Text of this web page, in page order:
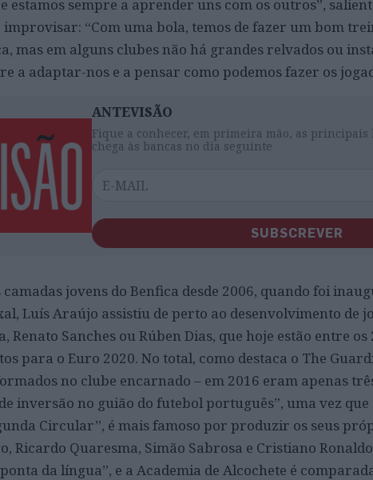
estamos sempre a aprender uns com os outros”,
improvisar: “Com uma bola, temos de fazer um bom
mas em alguns clubes não há grandes relvados ou
a adaptar-nos e a pensar como podemos fazer os
ANTEVISÃO
Fique a conhecer, em primeira mão, as
chega às bancas no dia seguinte
SUBSCREVER
jovens do Benfica desde 2006, quando foi
Luís Araújo assistiu de perto ao desenvolvimento de
Renato Sanches ou Rúben Dias, que hoje estão entre
para o Euro 2020. No total, como destaca o The
no clube encarnado – em 2016 eram apenas
inversão no guião do futebol português”, uma vez que
Circular”, é mais famoso por produzir os seus
Ricardo Quaresma, Simão Sabrosa e Cristiano
da língua”, e a Academia de Alcochete é